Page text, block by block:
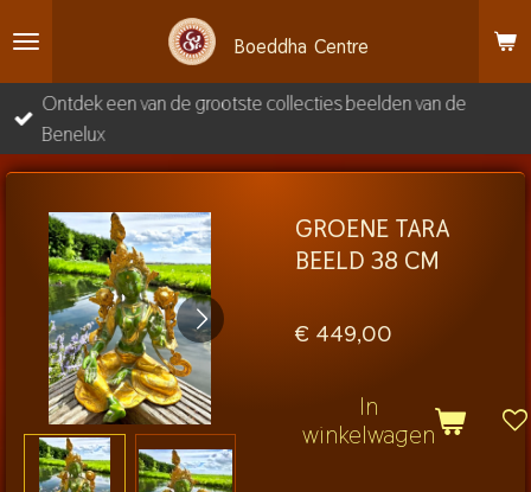
direct
naar
de
hoofdinhoud
Boeddha Centre
Ontdek een van de grootste collecties beelden van de
Benelux
GROENE TARA
BEELD 38 CM
€ 449,00
In
winkelwagen